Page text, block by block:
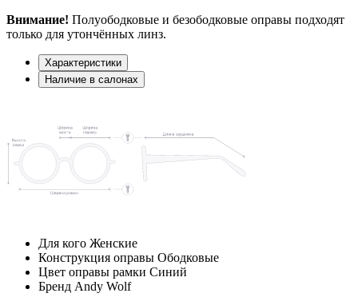
Внимание! Полуободковые и безободковые оправы подходят
только для утончённых линз.
Характеристики
Наличие в салонах
Для кого Женские
Конструкция оправы Ободковые
Цвет оправы рамки Синий
Бренд Andy Wolf